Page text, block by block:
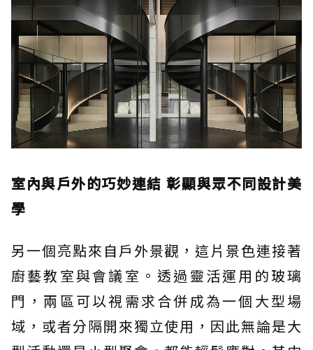
室內與戶外的巧妙連結 彰顯與眾不同設計美
學
另一個亮點來自戶外景觀，這片景色連接著
廚藝教室與會議室。透過靈活運用的玻璃
門，兩區可以視需求合併成為一個大型場
域，或者分隔開來獨立使用，因此無論是大